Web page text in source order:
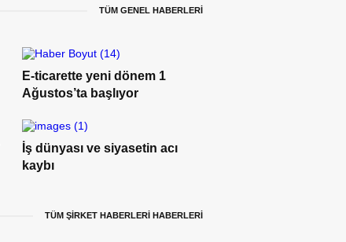
TÜM GENEL HABERLERİ
E-ticarette yeni dönem 1
Ağustos’ta başlıyor
İş dünyası ve siyasetin acı
kaybı
TÜM ŞİRKET HABERLERİ HABERLERİ